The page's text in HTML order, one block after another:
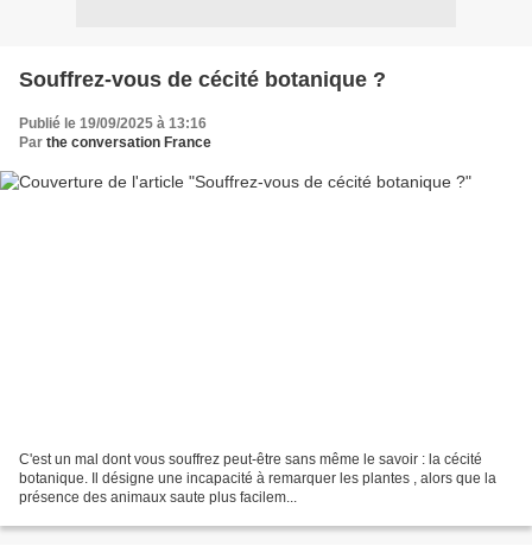
Souffrez-vous de cécité botanique ?
Publié le 19/09/2025 à 13:16
Par the conversation France
C'est un mal dont vous souffrez peut-être sans même le savoir : la cécité
botanique. Il désigne une incapacité à remarquer les plantes , alors que la
présence des animaux saute plus facilem...